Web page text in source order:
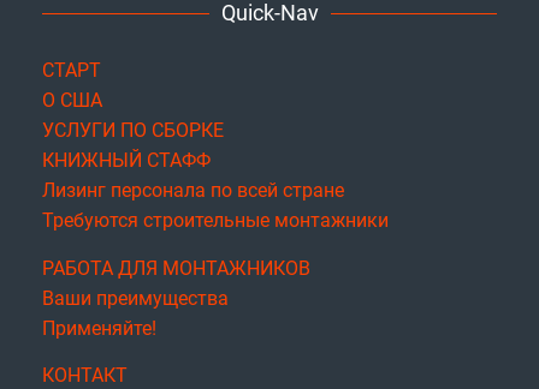
Quick-Nav
СТАРТ
О США
УСЛУГИ ПО СБОРКЕ
КНИЖНЫЙ СТАФФ
Лизинг персонала по всей стране
Требуются строительные монтажники
РАБОТА ДЛЯ МОНТАЖНИКОВ
Ваши преимущества
Применяйте!
КОНТАКТ